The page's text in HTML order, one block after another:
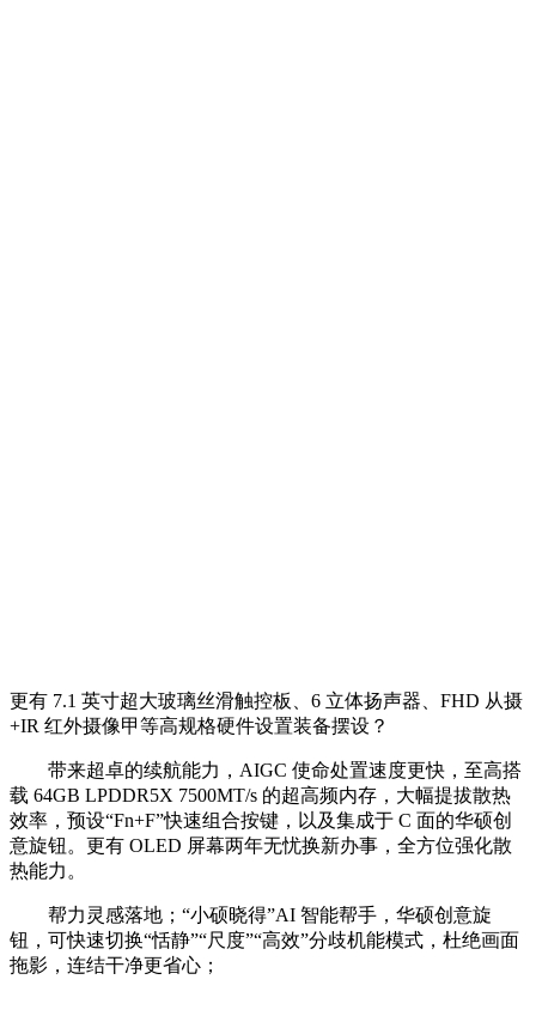
更有 7.1 英寸超大玻璃丝滑触控板、6 立体扬声器、FHD 从摄
+IR 红外摄像甲等高规格硬件设置装备摆设？
带来超卓的续航能力，AIGC 使命处置速度更快，至高搭
载 64GB LPDDR5X 7500MT/s 的超高频内存，大幅提拔散热
效率，预设“Fn+F”快速组合按键，以及集成于 C 面的华硕创
意旋钮。更有 OLED 屏幕两年无忧换新办事，全方位强化散
热能力。
帮力灵感落地；“小硕晓得”AI 智能帮手，华硕创意旋
钮，可快速切换“恬静”“尺度”“高效”分歧机能模式，杜绝画面
拖影，连结干净更省心；